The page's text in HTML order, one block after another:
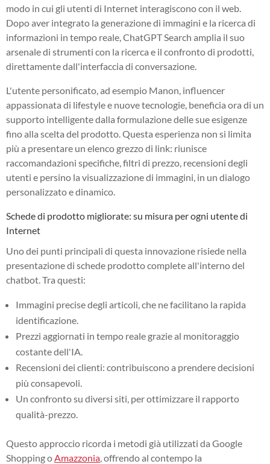
modo in cui gli utenti di Internet interagiscono con il web.
Dopo aver integrato la generazione di immagini e la ricerca di
informazioni in tempo reale, ChatGPT Search amplia il suo
arsenale di strumenti con la ricerca e il confronto di prodotti,
direttamente dall'interfaccia di conversazione.
L'utente personificato, ad esempio Manon, influencer
appassionata di lifestyle e nuove tecnologie, beneficia ora di un
supporto intelligente dalla formulazione delle sue esigenze
fino alla scelta del prodotto. Questa esperienza non si limita
più a presentare un elenco grezzo di link: riunisce
raccomandazioni specifiche, filtri di prezzo, recensioni degli
utenti e persino la visualizzazione di immagini, in un dialogo
personalizzato e dinamico.
Schede di prodotto migliorate: su misura per ogni utente di
Internet
Uno dei punti principali di questa innovazione risiede nella
presentazione di schede prodotto complete all'interno del
chatbot. Tra questi:
Immagini precise degli articoli, che ne facilitano la rapida
identificazione.
Prezzi aggiornati in tempo reale grazie al monitoraggio
costante dell'IA.
Recensioni dei clienti: contribuiscono a prendere decisioni
più consapevoli.
Un confronto su diversi siti, per ottimizzare il rapporto
qualità-prezzo.
Questo approccio ricorda i metodi già utilizzati da Google
Shopping o Amazzonia , offrendo al contempo la